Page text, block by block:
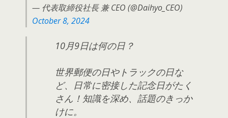
— 代表取締役社長 兼 CEO (@Daihyo_CEO)
October 8, 2024
10月9日は何の日？
世界郵便の日やトラックの日な
ど、日常に密接した記念日がたく
さん！知識を深め、話題のきっか
けに。